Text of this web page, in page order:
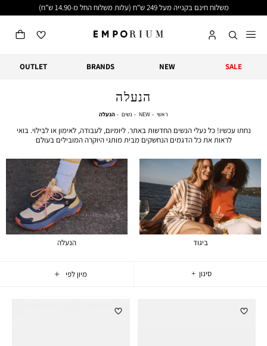
משלוח חינם בקנייה מעל 249 ש"ח (עלות משלוח החל מ-14.90 ש"ח)
SALE
NEW
BRANDS
OUTLET
הנעלה
ראשי ראשיNEW
NEWנשים נשיםהנעלההנעלה
נחתו עכשיו! כל נעלי הנשים החדשות באתר. ליומיום, לעבודה, לאימון או לבילוי. בואי
לראות את כל הדגמים הנחשקים מבית מותגי היוקרה המובילים בעולם
ביגוד הנעלה
סינון
מוצרים